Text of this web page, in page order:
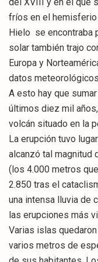
fríos en el hemisferio
Hielo se encontraba
solar también trajo
Europa y
datos
A esto hay que
últimos diez mil
volcán situado en la
La erupción tuvo
alcanzó tal magnitud
(los 4.000 metros
2.850 tras el
una intensa lluvia de
las erupciones más
Varias islas
varios metros de